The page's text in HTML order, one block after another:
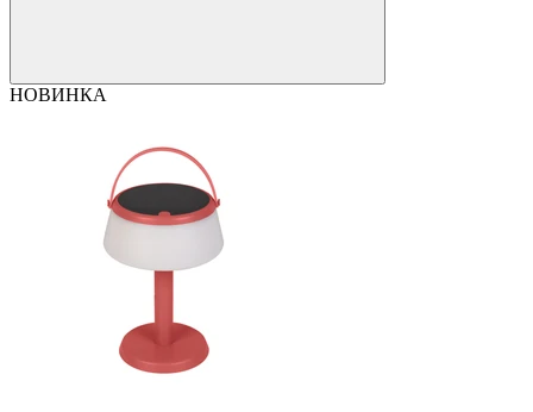
НОВИНКА